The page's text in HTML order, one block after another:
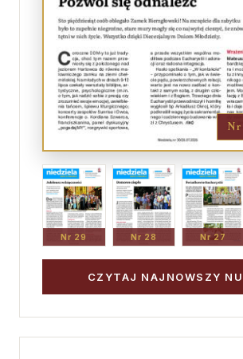
Nr 29 Nr 28 Nr 27
CZYTAJ NAJNOWSZY